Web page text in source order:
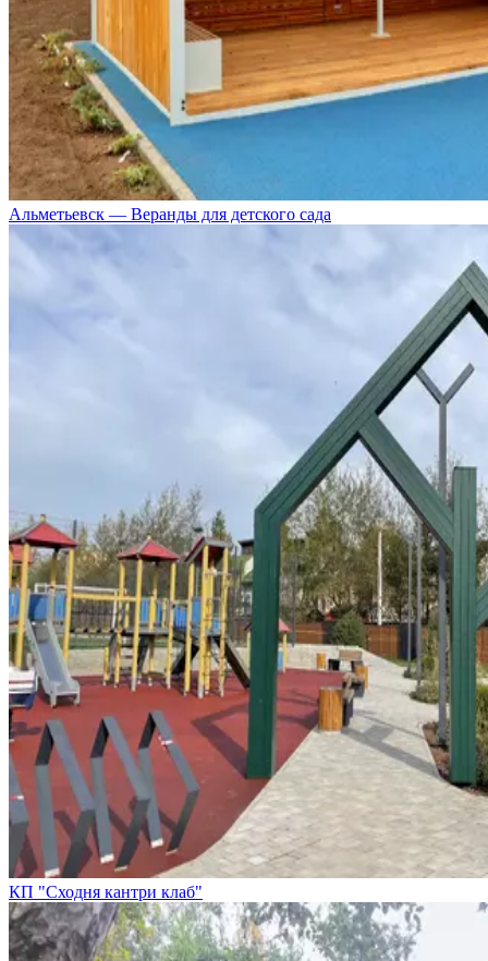
Альметьевск — Веранды для детского сада
КП "Сходня кантри клаб"